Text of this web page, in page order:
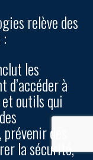
relève des
:
les
d’accéder à
outils qui
des
la sécurité,